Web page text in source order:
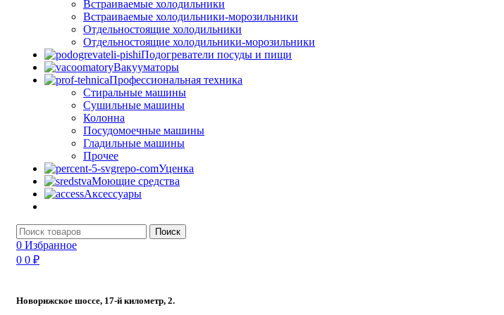
Встраиваемые холодильники
Встраиваемые холодильники-морозильники
Отдельностоящие холодильники
Отдельностоящие холодильники-морозильники
Подогреватели посуды и пищи
Вакууматоры
Профессиональная техника
Стиральные машины
Сушильные машины
Колонна
Посудомоечные машины
Гладильные машины
Прочее
Уценка
Моющие средства
Аксессуары
Поиск
0 Избранное
0 0 ₽
Новорижское шоссе, 17-й километр, 2.